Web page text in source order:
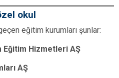
okul
eğitim kurumları şunlar:
Eğitim Hizmetleri AŞ
AŞ